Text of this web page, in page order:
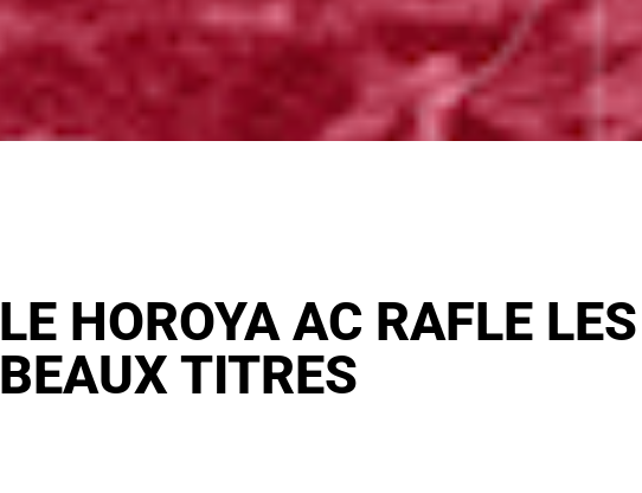
LE HOROYA AC RAFLE LES
BEAUX TITRES